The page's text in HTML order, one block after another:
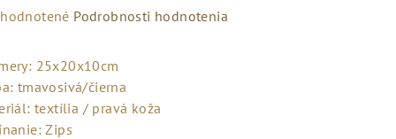
Podrobnosti hodnotenia
25x20x10cm
tmavosivá/čierna
textília / pravá koža
Zips